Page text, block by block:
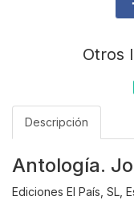
Otros
Descripción
Antología.
Ediciones El País, SL,